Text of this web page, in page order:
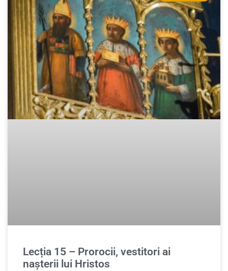
Lecția 15 – Prorocii, vestitori ai
nașterii lui Hristos